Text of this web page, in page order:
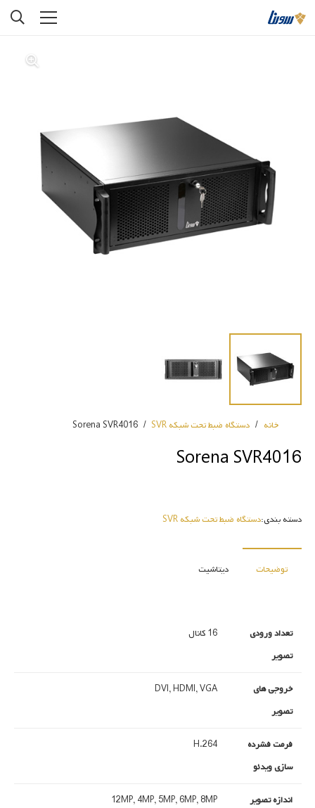
خانه / دستگاه ضبط تحت شبکه SVR /
Sorena SVR4016
Sorena SVR4016
دسته بندی:دستگاه ضبط تحت شبکه SVR
توضیحات دیتاشیت
تعداد ورودی
تصویر
16 کانال
خروجی های
تصویر
DVI, HDMI, VGA
فرمت فشرده
سازی ویدئو
H.264
اندازه تصویر
12MP, 4MP, 5MP, 6MP, 8MP